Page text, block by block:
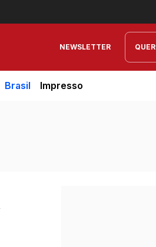
NEWSLETTER
Brasil Impresso